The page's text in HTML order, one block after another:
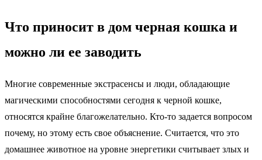
Что приносит в дом черная кошка и
можно ли ее заводить
Многие современные экстрасенсы и люди, обладающие
магическими способностями сегодня к черной кошке,
относятся крайне благожелательно. Кто-то задается вопросом
почему, но этому есть свое объяснение. Считается, что это
домашнее животное на уровне энергетики считывает злых и